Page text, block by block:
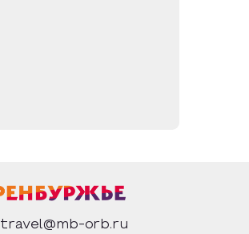
travel@mb-orb.ru